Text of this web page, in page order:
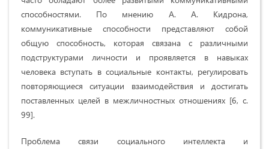
способностями. По мнению А. А. Кидрона,
коммуникативные способности представляют собой
общую способность, которая связана с различными
подструктурами личности и проявляется в навыках
человека вступать в социальные контакты, регулировать
повторяющиеся ситуации взаимодействия и достигать
поставленных целей в межличностных отношениях [6, с.
99].
Проблема связи социального интеллекта и